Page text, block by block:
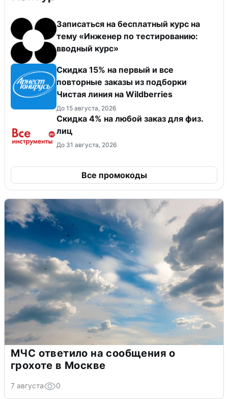
Записаться на бесплатный курс на
тему «Инженер по тестированию:
вводный курс»
Скидка 15% на первый и все
повторные заказы из подборки
Чистая линия на Wildberries
До 15 августа, 2026
Скидка 4% на любой заказ для физ.
лиц
До 31 августа, 2026
Все промокоды
МЧС ответило на сообщения о
грохоте в Москве
7 августа 0